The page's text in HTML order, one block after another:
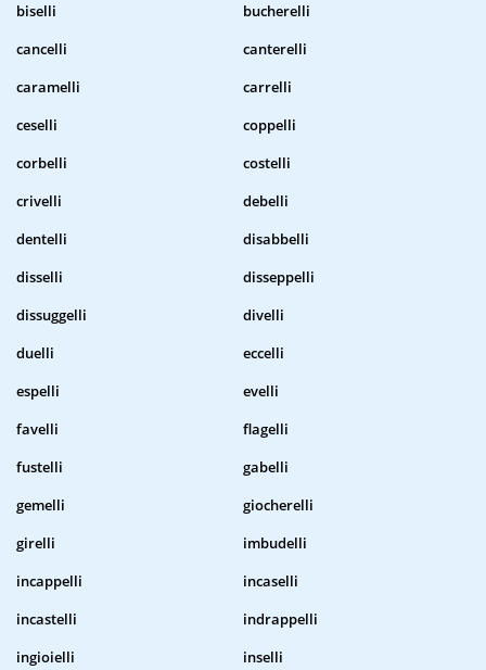
biselli
bucherelli
cancelli
canterelli
caramelli
carrelli
ceselli
coppelli
corbelli
costelli
crivelli
debelli
dentelli
disabbelli
disselli
disseppelli
dissuggelli
divelli
duelli
eccelli
espelli
evelli
favelli
flagelli
fustelli
gabelli
gemelli
giocherelli
girelli
imbudelli
incappelli
incaselli
incastelli
indrappelli
ingioielli
inselli